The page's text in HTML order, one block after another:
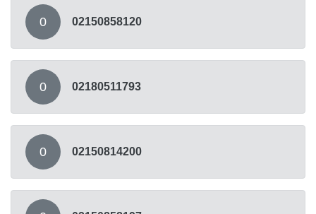
0 02150858120
0 02180511793
0 02150814200